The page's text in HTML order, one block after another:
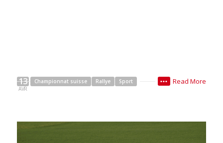
13
AVR
Championnat suisse Rallye Sport Read More
•••